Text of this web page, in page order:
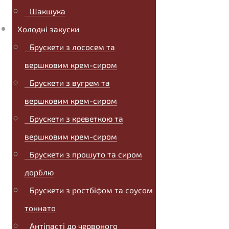
Шакшука
Холодні закуски
Брускети з лососем та
вершковим крем-сиром
Брускети з вугрем та
вершковим крем-сиром
Брускети з креветкою та
вершковим крем-сиром
Брускети з прошуто та сиром
дорблю
Брускети з ростбіфом та соусом
тоннато
Антіпасті до червоного